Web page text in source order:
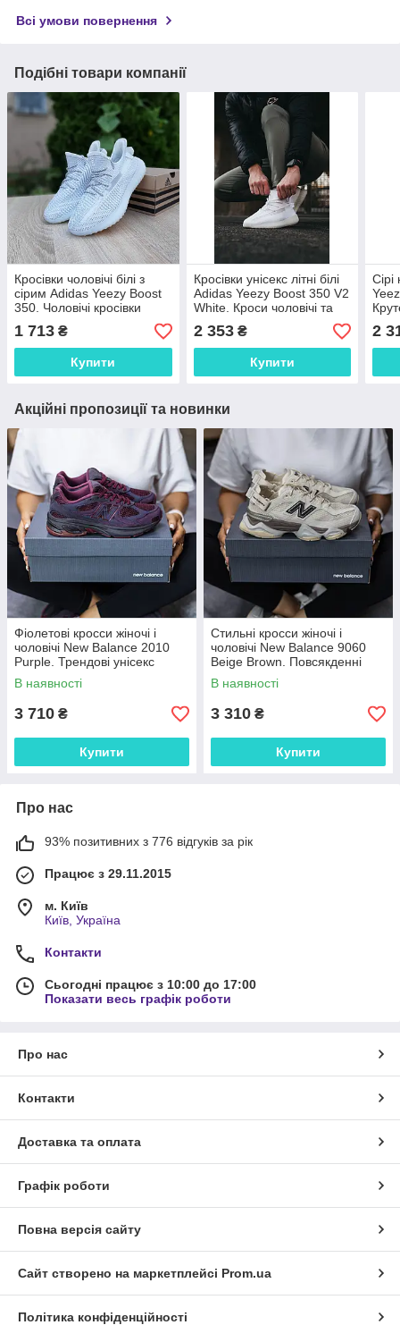
Всі умови повернення
Подібні товари компанії
Кросівки чоловічі білі з
сірим Adidas Yeezy Boost
350. Чоловічі кросівки
світло-сірі Адідас Ізі Буст
350
1 713 ₴
Купити
Кросівки унісекс літні білі
Adidas Yeezy Boost 350 V2
White. Кроси чоловічі та
жіночі Адідас Ізі Буст 350
2 353₴
Купити
2
Акційні пропозиції та новинки
Фіолетові кросси жіночі і
чоловічі New Balance 2010
Purple. Трендові унісекс
кроссівки Нью Беленс 2010.
В наявності
3 710 ₴
Купити
Стильні кросси жіночі і
чоловічі New Balance 9060
Beige Brown. Повсякденні
унісекс кроссівки Нью Беленс
9060.
В наявності
3 310 ₴
Купити
Про нас
93% позитивних з 776 відгуків за рік
Працює з 29.11.2015
м. Київ
Київ, Україна
Контакти
Сьогодні працює з 10:00 до 17:00
Показати весь графік роботи
Про нас
Контакти
Доставка та оплата
Графік роботи
Повна версія сайту
Сайт створено на маркетплейсі Prom.ua
Політика конфіденційності